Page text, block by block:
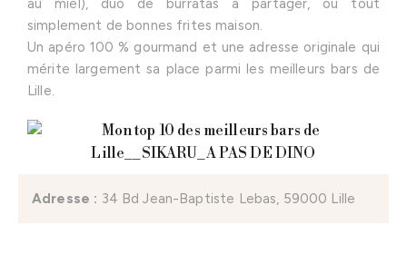
au miel), duo de burratas à partager, ou tout
simplement de bonnes frites maison.
Un apéro 100 % gourmand et une adresse originale qui
mérite largement sa place parmi les meilleurs bars de
Lille.
Adresse : 34 Bd Jean-Baptiste Lebas, 59000 Lille